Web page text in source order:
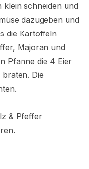
klein schneiden und
dazugeben und
die Kartoffeln
Majoran und
Pfanne die 4 Eier
Die
& Pfeffer